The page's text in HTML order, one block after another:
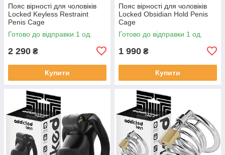
Пояс вірності для чоловіків
Locked Keyless Restraint
Penis Cage
Готово до відправки 1 од.
2 290 ₴
Купити
Пояс вірності для чоловіків
Locked Obsidian Hold Penis
Cage
Готово до відправки 1 од.
1 990 ₴
Купити